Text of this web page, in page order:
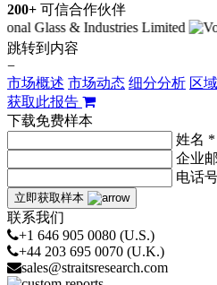
200+ 可信合作伙伴
跳转到内容
−
市场概述 市场动态 细分分析 区
获取此报告
下载免费样本
姓名 *
企业
电话
立即获取样本
联系我们
+1 646 905 0080 (U.S.)
+44 203 695 0070 (U.K.)
sales@straitsresearch.com